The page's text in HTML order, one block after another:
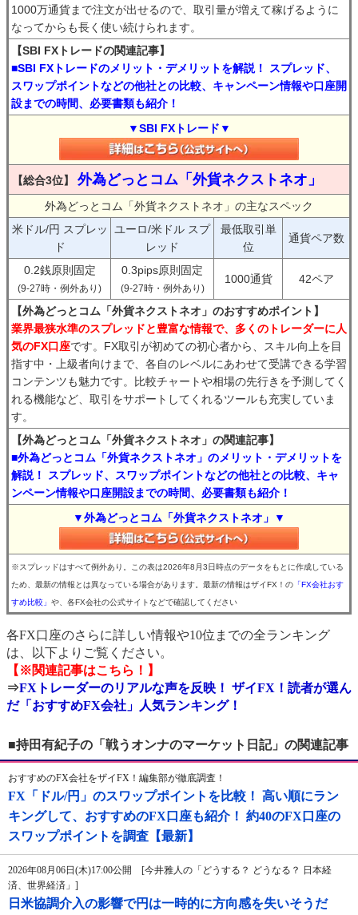
1000万通貨まで注文が出せるので、取引量が増えて稼げるように
なってからも長く使い続けられます。
【SBI FXトレードの関連記事】
■SBI FXトレードのメリット・デメリットを解説！ スプレッド、
スワップポイントなどの他社との比較、キャンペーン情報や口座開
設までの時間、必要書類も紹介！
▼SBI FXトレード▼
【総合3位】 外為どっとコム「外貨ネクストネオ」
外為どっとコム「外貨ネクストネオ」の主なスペック
米ドル/円 スプレッ
ド
ユーロ/米ドル スプ
レッド
最低取引単
位
通貨ペア数
0.2銭原則固定
(9-27時・例外あり)
0.3pips原則固定
(9-27時・例外あり)
1000通貨 42ペア
【外為どっとコム「外貨ネクストネオ」のおすすめポイント】
業界最狭水準のスプレッドと豊富な情報で、多くのトレーダーに人
気のFX口座です。FX取引が初めての初心者から、スキル向上を目
指す中・上級者向けまで、各自のレベルにあわせて受講できる学習
コンテンツも魅力です。比較チャートや相場の先行きを予測してく
れる機能など、取引をサポートしてくれるツールも充実していま
す。
【外為どっとコム「外貨ネクストネオ」の関連記事】
■外為どっとコム「外貨ネクストネオ」のメリット・デメリットを
解説！ スプレッド、スワップポイントなどの他社との比較、キャ
ンペーン情報や口座開設までの時間、必要書類も紹介！
▼外為どっとコム「外貨ネクストネオ」▼
※スプレッドはすべて例外あり。この表は2026年8月3日時点のデータをもとに作成している
ため、最新の情報とは異なっている場合があります。最新の情報はザイFX！の 「FX会社おす
すめ比較」 や、各FX会社の公式サイトなどで確認してください
各FX口座のさらに詳しい情報や10位までの全ランキング
は、以下よりご覧ください。
【※関連記事はこちら！】
⇒FXトレーダーのリアルな声を反映！ ザイFX！読者が選ん
だ「おすすめFX会社」人気ランキング！
■持田有紀子の「戦うオンナのマーケット日記」の関連記事
おすすめのFX会社をザイFX！編集部が徹底調査！
FX「ドル/円」のスワップポイントを比較！ 高い順にラン
キングして、おすすめのFX口座も紹介！ 約40のFX口座の
スワップポイントを調査【最新】
2026年08月06日(木)17:00公開 [今井雅人の「どうする？ どうなる？ 日本経
済、世界経済」]
日米協調介入の影響で円は一時的に方向感を失いそうだ